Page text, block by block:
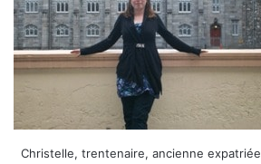
Christelle, trentenaire, ancienne expatriée